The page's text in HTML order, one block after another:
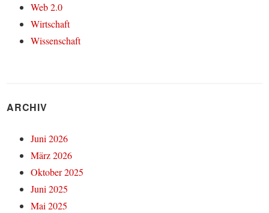
Web 2.0
Wirtschaft
Wissenschaft
ARCHIV
Juni 2026
März 2026
Oktober 2025
Juni 2025
Mai 2025